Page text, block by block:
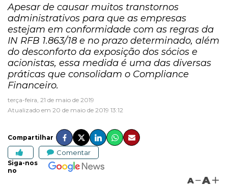
Apesar de causar muitos transtornos
administrativos para que as empresas
estejam em conformidade com as regras da
IN RFB 1.863/18 e no prazo determinado, além
do desconforto da exposição dos sócios e
acionistas, essa medida é uma das diversas
práticas que consolidam o Compliance
Financeiro.
terça-feira, 21 de maio de 2019
Atualizado em 20 de maio de 2019 13:12
Compartilhar
Comentar
Siga-nos
no
A A